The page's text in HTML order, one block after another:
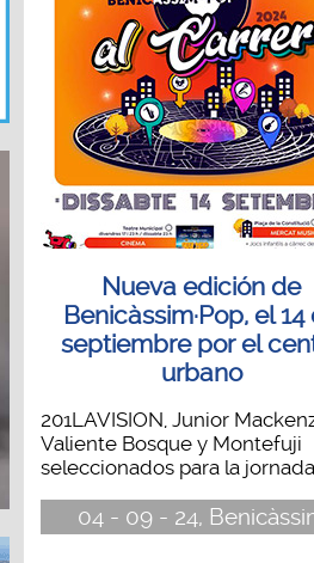
Nueva edición de
Benicàssim·Pop, el 14
septiembre por el
urbano
201LAVISION, Junior
Valiente Bosque y Montefuji
seleccionados para la
04 - 09 - 24,